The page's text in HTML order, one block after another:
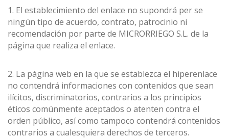
1. El establecimiento del enlace no supondrá per se
ningún tipo de acuerdo, contrato, patrocinio ni
recomendación por parte de MICRORRIEGO S.L. de la
página que realiza el enlace.
2. La página web en la que se establezca el hiperenlace
no contendrá informaciones con contenidos que sean
ilícitos, discriminatorios, contrarios a los principios
éticos comúnmente aceptados o atenten contra el
orden público, así como tampoco contendrá contenidos
contrarios a cualesquiera derechos de terceros.